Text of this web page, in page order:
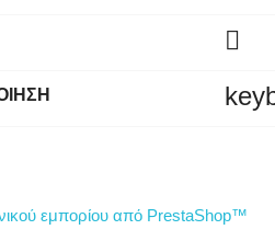

εμπορίου από PrestaShop™